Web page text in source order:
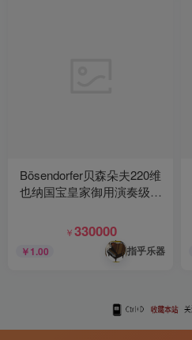
Bösendorfer贝森朵夫220维
也纳国宝皇家御用演奏级实
￥330000
￥1.00 指乎乐器